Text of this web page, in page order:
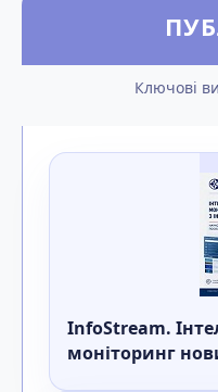
Ключові
InfoStream.
моніторинг